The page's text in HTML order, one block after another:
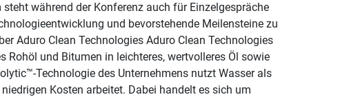
während der Konferenz auch für Einzelgespräche
und bevorstehende Meilensteine zu
Aduro Clean Technologies Aduro Clean Technologies
und Bitumen in leichteres, wertvolleres Öl sowie
Technologie des Unternehmens nutzt Wasser als
Kosten arbeitet. Dabei handelt es sich um